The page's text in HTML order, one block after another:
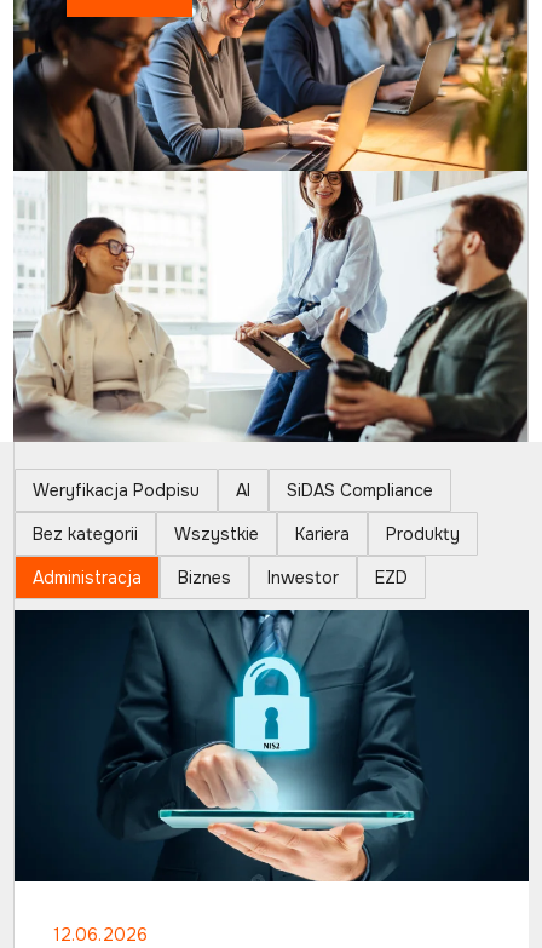
Weryfikacja Podpisu AI
SiDAS Compliance
Bez kategorii
Wszystkie Kariera
Produkty
Administracja
Biznes Inwestor EZD
12.06.2026